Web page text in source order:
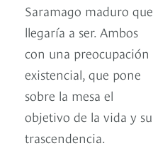
Saramago maduro que
llegaría a ser. Ambos
con una preocupación
existencial, que pone
sobre la mesa el
objetivo de la vida y su
trascendencia.